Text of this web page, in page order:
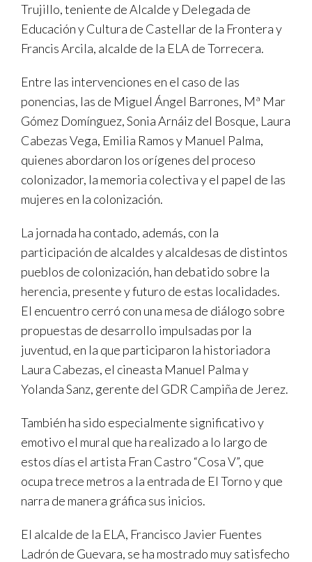
Trujillo, teniente de Alcalde y Delegada de
Educación y Cultura de Castellar de la Frontera y
Francis Arcila, alcalde de la ELA de Torrecera.
Entre las intervenciones en el caso de las
ponencias, las de Miguel Ángel Barrones, Mª Mar
Gómez Domínguez, Sonia Arnáiz del Bosque, Laura
Cabezas Vega, Emilia Ramos y Manuel Palma,
quienes abordaron los orígenes del proceso
colonizador, la memoria colectiva y el papel de las
mujeres en la colonización.
La jornada ha contado, además, con la
participación de alcaldes y alcaldesas de distintos
pueblos de colonización, han debatido sobre la
herencia, presente y futuro de estas localidades.
El encuentro cerró con una mesa de diálogo sobre
propuestas de desarrollo impulsadas por la
juventud, en la que participaron la historiadora
Laura Cabezas, el cineasta Manuel Palma y
Yolanda Sanz, gerente del GDR Campiña de Jerez.
También ha sido especialmente significativo y
emotivo el mural que ha realizado a lo largo de
estos días el artista Fran Castro “Cosa V”, que
ocupa trece metros a la entrada de El Torno y que
narra de manera gráfica sus inicios.
El alcalde de la ELA, Francisco Javier Fuentes
Ladrón de Guevara, se ha mostrado muy satisfecho